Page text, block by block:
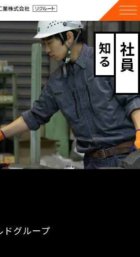
社員
知る
ドグループ